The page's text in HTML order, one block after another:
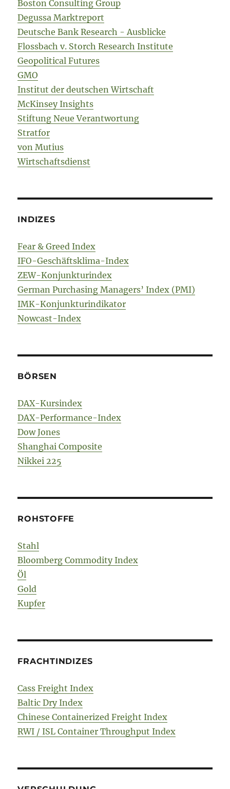
Boston Consulting Group
Degussa Marktreport
Deutsche Bank Research - Ausblicke
Flossbach v. Storch Research Institute
Geopolitical Futures
GMO
Institut der deutschen Wirtschaft
McKinsey Insights
Stiftung Neue Verantwortung
Stratfor
von Mutius
Wirtschaftsdienst
INDIZES
Fear & Greed Index
IFO-Geschäftsklima-Index
ZEW-Konjunkturindex
German Purchasing Managers’ Index (PMI)
IMK-Konjunkturindikator
Nowcast-Index
BÖRSEN
DAX-Kursindex
DAX-Performance-Index
Dow Jones
Shanghai Composite
Nikkei 225
ROHSTOFFE
Stahl
Bloomberg Commodity Index
Öl
Gold
Kupfer
FRACHTINDIZES
Cass Freight Index
Baltic Dry Index
Chinese Containerized Freight Index
RWI / ISL Container Throughput Index